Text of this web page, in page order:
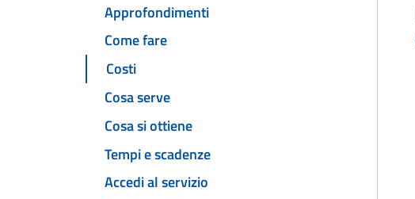
Approfondimenti
Come fare
Costi
Cosa serve
Cosa si ottiene
Tempi e scadenze
Accedi al servizio